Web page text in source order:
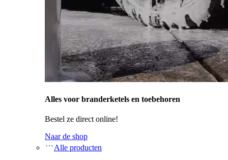
Alles voor branderketels en toebehoren
Bestel ze direct online!
Naar de shop
Alle producten